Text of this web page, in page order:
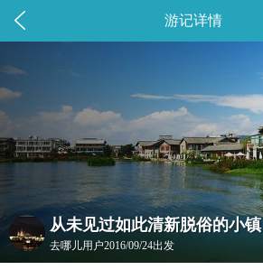
 游记详情
从未见过如此清新脱俗的小镇
去哪儿用户2016/09/24出发